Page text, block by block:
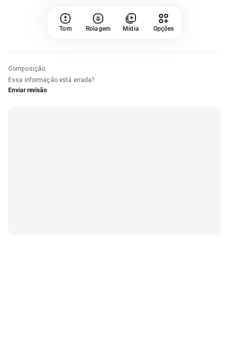
Tom Rolagem Mídia Opções
Composição:
Essa informação está errada?
Enviar revisão